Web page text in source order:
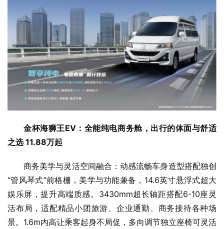
金杯海狮王EV：全能纯电商务舱，出行的体面与舒适
之选 11.88万起
商务美学与灵活空间融合：动感流畅车身造型搭配独创
“管风琴式”前格栅，美学与功能兼备，14.6英寸悬浮式超大
娱乐屏，提升高端质感。3430mm超长轴距搭配6-10座灵
活布局，适配精品小团旅游、企业通勤、商务接待各种场
景。1.6m内高让乘客起身不局促，多向调节独立座椅可灵活